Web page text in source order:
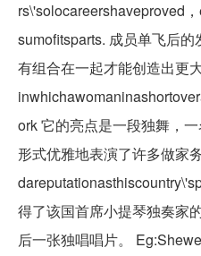
rs\'solocareershaveproved
sumofitsparts. 成员单飞后
有组合在一起才能创造出更
ork 它的亮点是一段独舞，
形式优雅地表演了许多做家
得了该国首席小提琴独奏家
后一张独唱唱片。